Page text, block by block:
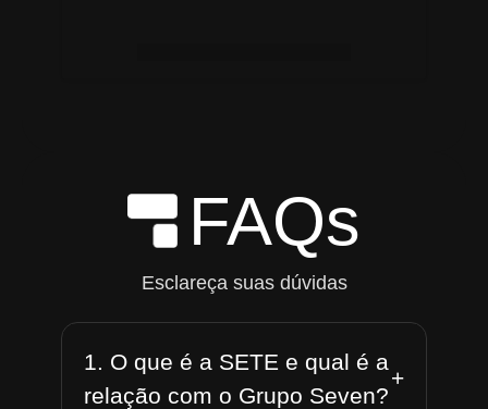
FAQs
Esclareça suas dúvidas
1. O que é a SETE e qual é a
relação com o Grupo Seven?
+